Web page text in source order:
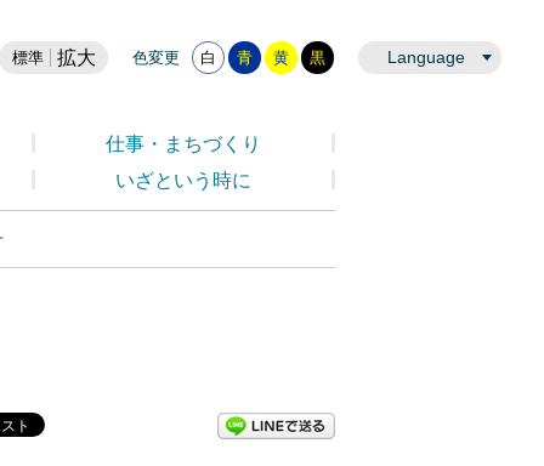
標準 拡大 色変更 白 青 黄 黒 Language
仕事・まちづくり
いざという時に